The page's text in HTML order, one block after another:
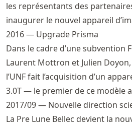
les représentants des
inaugurer le nouvel appareil
2016 — Upgrade Prisma
Dans le cadre d’une subvention
Laurent Mottron et Julien
l’UNF fait l’acquisition d’un
3.0T — le premier de ce modèle
2017/09 — Nouvelle direction
La Pre Lune Bellec devient la